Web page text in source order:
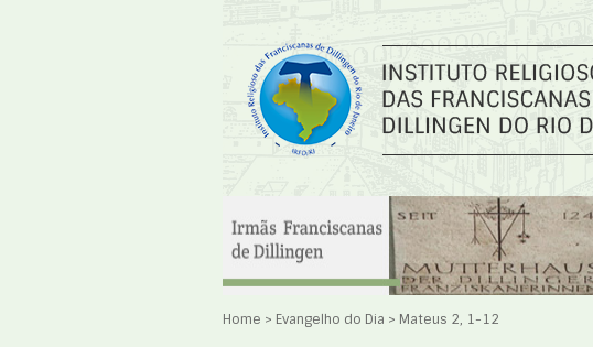
Home > Evangelho do Dia > Mateus 2, 1-12